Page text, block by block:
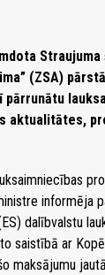
(ZSA)
aktualitātes,
informēja
dalībvalstu
saistībā ar
maksājumu